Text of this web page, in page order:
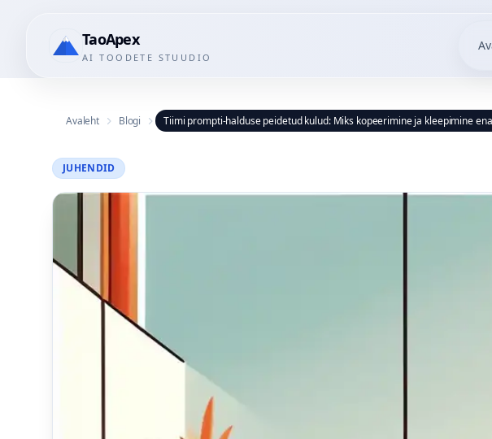
TaoApex
AI TOODETE STUUDIO
Avaleht Blogi Tiimi prompti-halduse peidetud kulud: Miks kopeerimine ja kleepimine
JUHENDID